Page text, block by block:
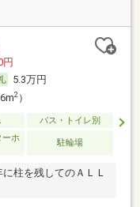
円
5.3万円
2）
バス・トイレ別
ーホ
駐輪場
柱を残してのＡＬＬ